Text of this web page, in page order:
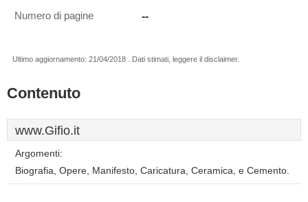
Numero di pagine --
Ultimo aggiornamento: 21/04/2018 . Dati stimati, leggere il disclaimer.
Contenuto
www.Gifio.it
Argomenti:
Biografia, Opere, Manifesto, Caricatura, Ceramica, e Cemento.